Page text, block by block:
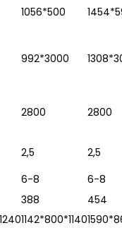
1056*500
992*3000
2800 2800
2,5
2,5
6-8
6-8
388
454
1142*800*1140